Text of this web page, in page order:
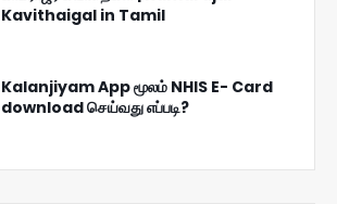
Kavithaigal in Tamil
Kalanjiyam App மூலம் NHIS E- Card
download செய்வது எப்படி?